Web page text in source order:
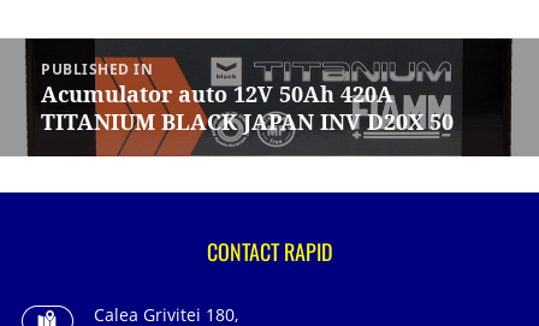
Navigare
articole
PUBLISHED IN
Acumulator auto 12V 50Ah 420A
TITANIUM BLACK JAPAN INV D20X 50
CONTACT RAPID
Calea Grivitei 180,